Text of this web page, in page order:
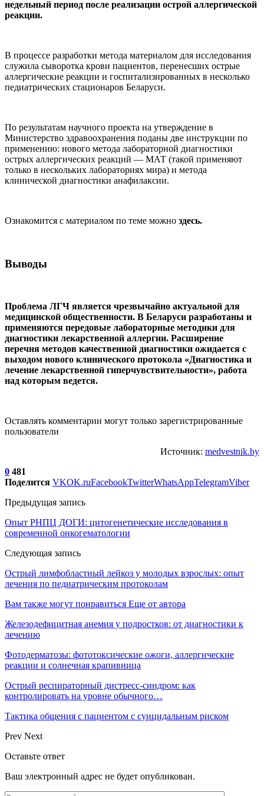
недельный период после реализации острой аллергической
реакции.
В процессе разработки метода материалом для исследования
служила сыворотка крови пациентов, перенесших острые
аллергические реакции и госпитализированных в несколько
педиатрических стационаров Беларуси.
По результатам научного проекта на утверждение в
Министерство здравоохранения поданы две инструкции по
применению: нового метода лабораторной диагностики
острых аллергических реакций — МАТ (такой применяют
только в нескольких лабораториях мира) и метода
клинической диагностики анафилаксии.
Ознакомится с материалом по теме можно здесь.
Выводы
Проблема ЛГЧ является чрезвычайно актуальной для
медицинской общественности. В Беларуси разработаны и
применяются передовые лабораторные методики для
диагностики лекарственной аллергии. Расширение
перечня методов качественной диагностики ожидается с
выходом нового клинического протокола «Диагностика и
лечение лекарственной гиперчувствительности», работа
над которым ведется.
Оставлять комментарии могут только зарегистрированные
пользователи
Источник: medvestnik.by
0 481
Поделится VKOK.ruFacebookTwitterWhatsAppTelegramViber
Предыдущая запись
Опыт РНПЦ ДОГИ: цитогенетические исследования в
современной онкогематологии
Следующая запись
Острый лимфобластный лейкоз у молодых взрослых: опыт
лечения по педиатрическим протоколам
Вам также могут понравиться Еще от автора
Железодефицитная анемия у подростков: от диагностики к
лечению
Фотодерматозы: фототоксические ожоги, аллергические
реакции и солнечная крапивница
Острый респираторный дистресс-синдром: как
контролировать на уровне обычного…
Тактика общения с пациентом с суицидальным риском
Prev Next
Оставьте ответ
Ваш электронный адрес не будет опубликован.